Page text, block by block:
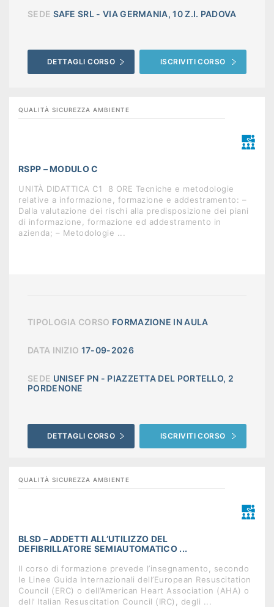
SEDE SAFE SRL - VIA GERMANIA, 10 Z.I. PADOVA
DETTAGLI CORSO ISCRIVITI CORSO
QUALITÀ SICUREZZA AMBIENTE
RSPP – MODULO C
UNITÀ DIDATTICA C1  8 ORE Tecniche e metodologie
relative a informazione, formazione e addestramento: –
Dalla valutazione dei rischi alla predisposizione dei piani
di informazione, formazione ed addestramento in
azienda; – Metodologie ...
TIPOLOGIA CORSO FORMAZIONE IN AULA
DATA INIZIO 17-09-2026
SEDE UNISEF PN - PIAZZETTA DEL PORTELLO, 2
PORDENONE
DETTAGLI CORSO ISCRIVITI CORSO
QUALITÀ SICUREZZA AMBIENTE
BLSD – ADDETTI ALL’UTILIZZO DEL
DEFIBRILLATORE SEMIAUTOMATICO ...
Il corso di formazione prevede l’insegnamento, secondo
le Linee Guida Internazionali dell’European Resuscitation
Council (ERC) o dell’American Heart Association (AHA) o
dell’ Italian Resuscitation Council (IRC), degli ...